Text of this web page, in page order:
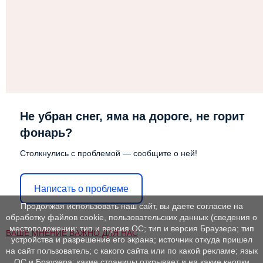
Не убран снег, яма на дороге, не горит
фонарь?
Столкнулись с проблемой — сообщите о ней!
Написать о проблеме
ВАШЕ МНЕНИЕ ВАЖНО ДЛЯ НАС
Продолжая использовать наш сайт, вы даете согласие на
обработку файлов cookie, пользовательских данных (сведения о
местоположении; тип и версия ОС; тип и версия Браузера; тип
устройства и разрешение его экрана; источник откуда пришел
на сайт пользователь; с какого сайта или по какой рекламе; язык